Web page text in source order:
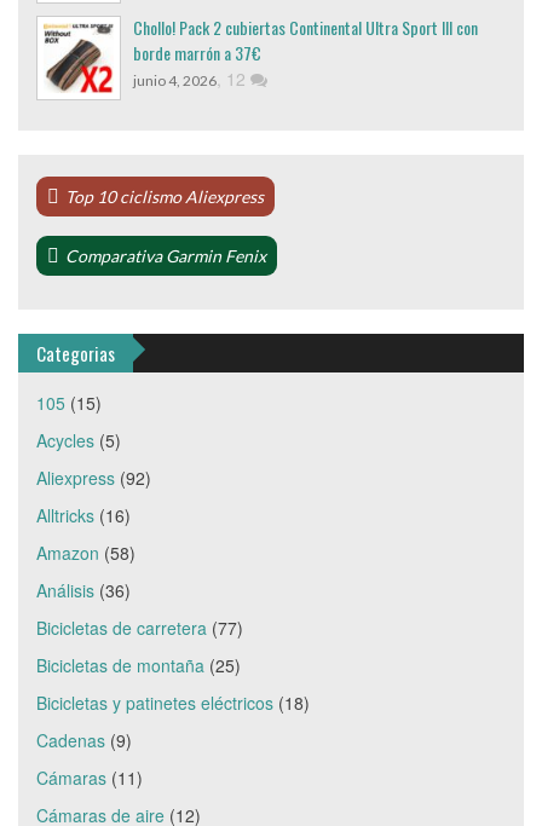
Chollo! Pack 2 cubiertas Continental Ultra Sport III con
borde marrón a 37€
junio 4, 2026, 12
Top 10 ciclismo Aliexpress
Comparativa Garmin Fenix
Categorias
105 (15)
Acycles (5)
Aliexpress (92)
Alltricks (16)
Amazon (58)
Análisis (36)
Bicicletas de carretera (77)
Bicicletas de montaña (25)
Bicicletas y patinetes eléctricos (18)
Cadenas (9)
Cámaras (11)
Cámaras de aire (12)